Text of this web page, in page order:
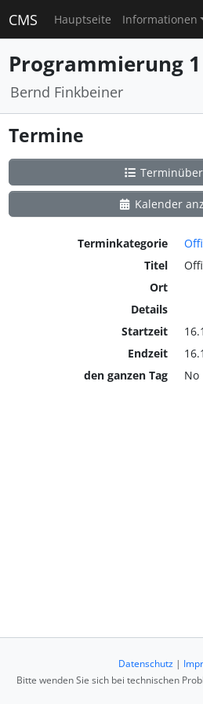
CMS Hauptseite Informationen
Programmierung 1
Bernd Finkbeiner
Termine
Kalender
Terminkategorie
Titel
Ort
Details
Startzeit
Endzeit
den ganzen Tag
No
Datenschutz |
Bitte wenden Sie sich bei technischen